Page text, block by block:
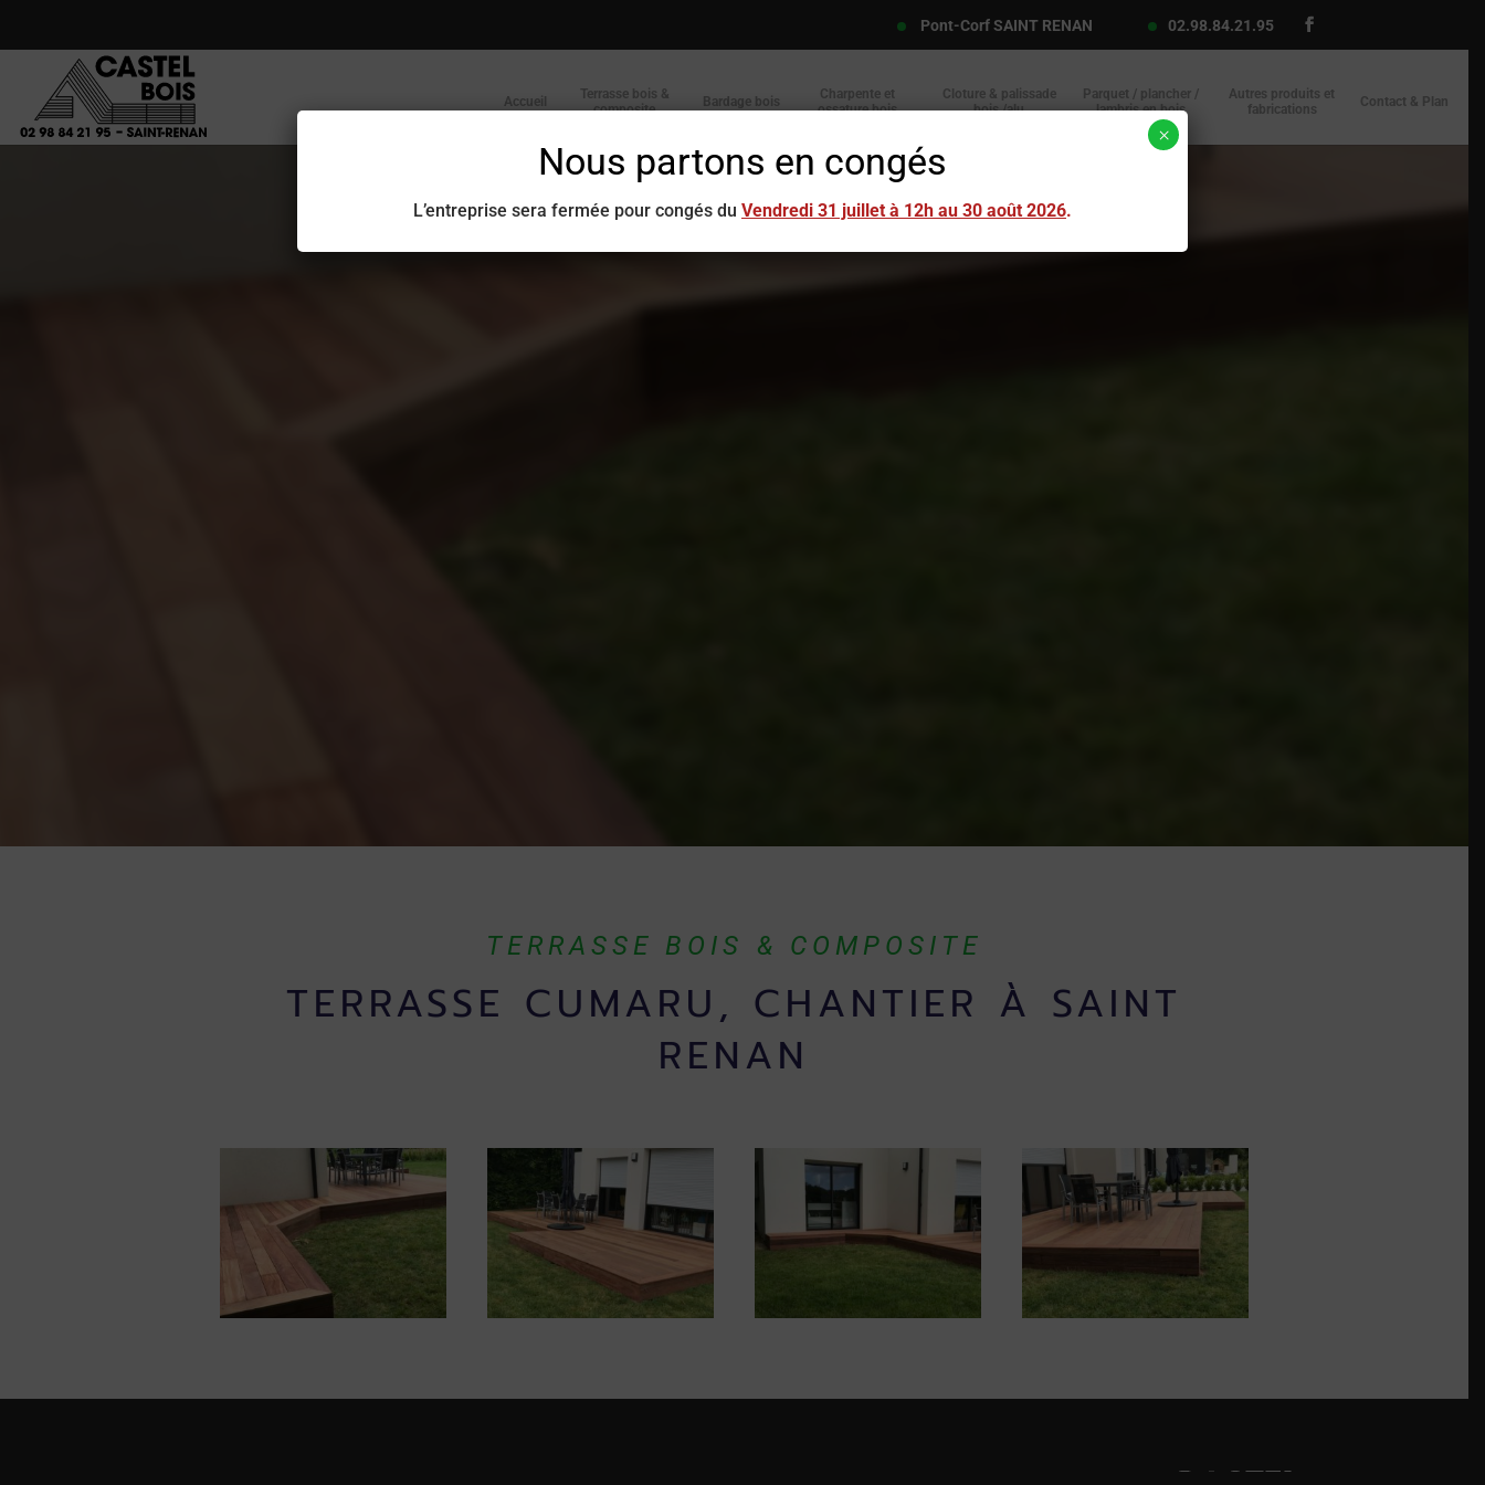
02.98.84.21.95
Pont-Corf SAINT RENAN
Accueil
Terrasse bois &
composite
Bardage bois
Charpente et
ossature bois
Cloture & palissade
bois /alu
Parquet / plancher /
lambris en bois
Autres produits et
fabrications
Contact & Plan
TERRASSE BOIS & COMPOSITE
TERRASSE CUMARU, CHANTIER À SAINT
RENAN
Nous partons en congés
L’entreprise sera fermée pour congés du Vendredi 31 juillet à 12h au 30 août 2026.
×